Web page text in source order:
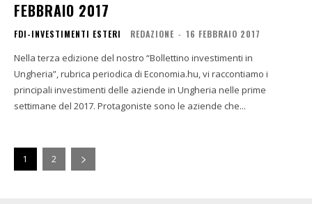
FEBBRAIO 2017
FDI-INVESTIMENTI ESTERI REDAZIONE - 16 FEBBRAIO 2017
Nella terza edizione del nostro “Bollettino investimenti in
Ungheria”, rubrica periodica di Economia.hu, vi raccontiamo i
principali investimenti delle aziende in Ungheria nelle prime
settimane del 2017. Protagoniste sono le aziende che...
1 2